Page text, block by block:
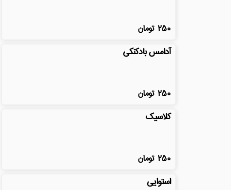
250 تومان
آدامس بادکنکی
250 تومان
کلاسیک
250 تومان
استوایی